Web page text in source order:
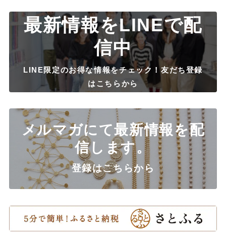
最新情報をLINEで配
信中
LINE限定のお得な情報をチェック！友だち登録
はこちらから
メルマガにて最新情報を配
信します。
登録はこちらから